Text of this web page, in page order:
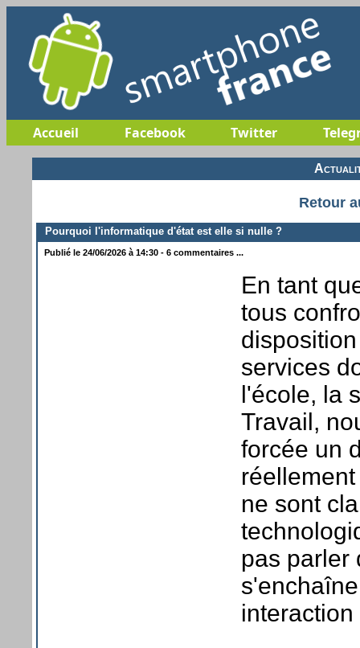
Accueil Facebook Twitter
Retour
Pourquoi l'informatique d'état est elle si nulle ?
Publié le 24/06/2026 à 14:30 - 6 commentaires ...
En tant
tous
services
l'école, la
Travail,
forcée un
ne sont
pas parler